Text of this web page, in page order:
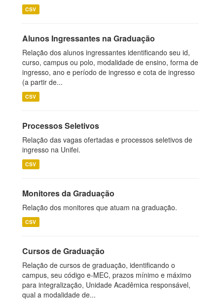
CSV
Alunos Ingressantes na Graduação
Relação dos alunos ingressantes identificando seu id,
curso, campus ou polo, modalidade de ensino, forma de
ingresso, ano e período de ingresso e cota de ingresso
(a partir de...
CSV
Processos Seletivos
Relação das vagas ofertadas e processos seletivos de
ingresso na Unifei.
CSV
Monitores da Graduação
Relação dos monitores que atuam na graduação.
CSV
Cursos de Graduação
Relação de cursos de graduação, identificando o
campus, seu código e-MEC, prazos mínimo e máximo
para integralização, Unidade Acadêmica responsável,
qual a modalidade de...